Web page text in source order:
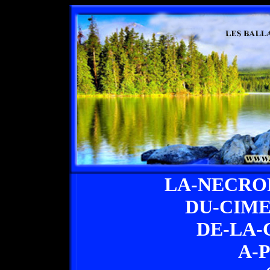
LA-
DU-
DE-LA-
A-